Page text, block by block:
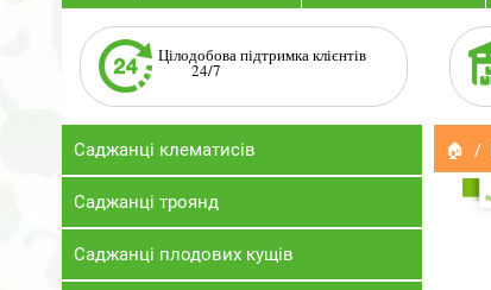
Цілодобова підтримка клієнтів
24/7
Саджанці клематисів
Саджанці троянд
Саджанці плодових кущів
🏠